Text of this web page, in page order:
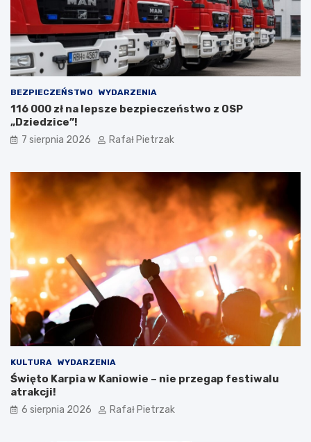
BEZPIECZEŃSTWO WYDARZENIA
116 000 zł na lepsze bezpieczeństwo z OSP
„Dziedzice”!
7 sierpnia 2026 Rafał Pietrzak
KULTURA WYDARZENIA
Święto Karpia w Kaniowie – nie przegap festiwalu
atrakcji!
6 sierpnia 2026 Rafał Pietrzak